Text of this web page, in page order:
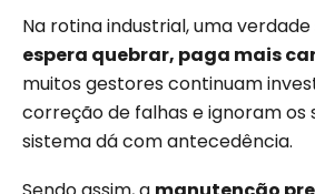
Na rotina industrial, uma
espera quebrar, paga mais
muitos gestores continuam
correção de falhas e ignoram os
sistema dá com antecedência.